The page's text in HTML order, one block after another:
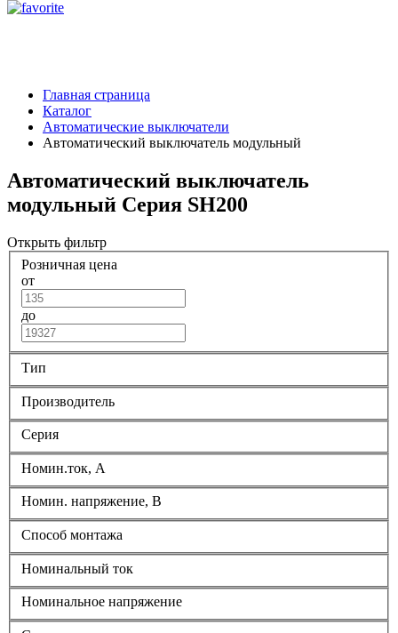
Главная страница
Каталог
Автоматические выключатели
Автоматический выключатель модульный
Автоматический выключатель
модульный Серия SH200
Открыть фильтр
Розничная цена
от
до
Тип
Производитель
Серия
Номин.ток, А
Номин. напряжение, В
Способ монтажа
Номинальный ток
Номинальное напряжение